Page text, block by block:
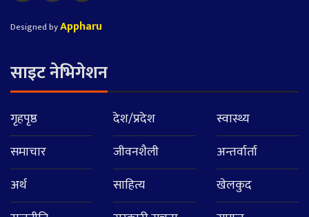
Designed byAppharu
साइट नेभिगेशन
गृहपृष्ठ
समाचार
अर्थ
देश/प्रदेश
जीवनशैली
साहित्य
स्वास्थ्य
अन्तर्वार्ता
खेलकुद